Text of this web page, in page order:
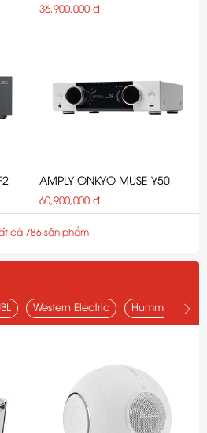
36,900,000 đ
AMPLY ONKYO MUSE Y50
60,900,000 đ
cả 786 sản phẩm
Western Electric Humminguru